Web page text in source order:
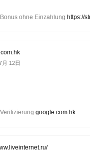
ohne Einzahlung https://
月 12日
google.com.hk